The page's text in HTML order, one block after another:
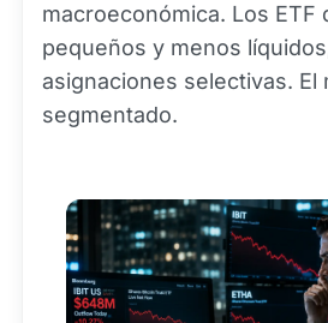
macroeconómica. Los ETF
pequeños y menos
asignaciones selectivas. El
segmentado.